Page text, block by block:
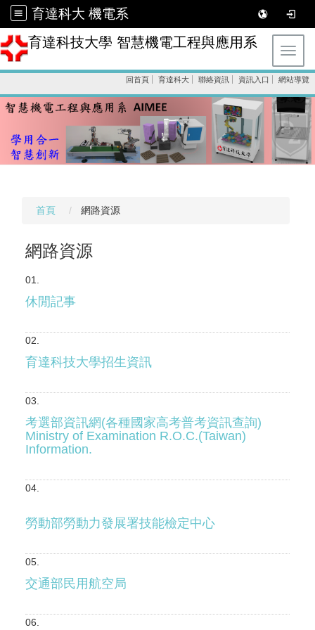
育達科大 機電系
育達科技大學 智慧機電工程與應用系
回首頁 育達科大 聯絡資訊 資訊入口 網站導覽
首頁 網路資源
網路資源
休閒記事
育達科技大學招生資訊
考選部資訊網(各種國家高考普考資訊查詢)
Ministry of Examination R.O.C.(Taiwan)
Information.
勞動部勞動力發展署技能檢定中心
交通部民用航空局